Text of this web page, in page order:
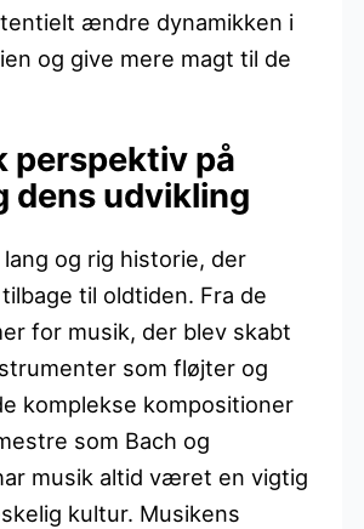
ændre dynamikken i
og give mere magt til de
perspektiv på
dens udvikling
og rig historie, der
til oldtiden. Fra de
for musik, der blev skabt
som fløjter og
komplekse kompositioner
som Bach og
musik altid været en vigtig
kultur. Musikens